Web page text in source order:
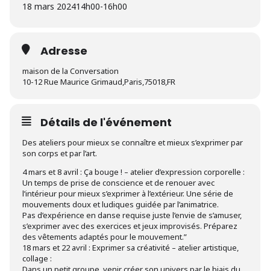
18 mars 202414h00-16h00
Adresse
maison de la Conversation
10-12 Rue Maurice Grimaud,Paris,75018,FR
Détails de l'événement
Des ateliers pour mieux se connaître et mieux s’exprimer par
son corps et par l’art.
4 mars et 8 avril : Ça bouge ! – atelier d’expression corporelle :
Un temps de prise de conscience et de renouer avec
l’intérieur pour mieux s’exprimer à l’extérieur. Une série de
mouvements doux et ludiques guidée par l’animatrice.
Pas d’expérience en danse requise juste l’envie de s’amuser,
s’exprimer avec des exercices et jeux improvisés. Préparez
des vêtements adaptés pour le mouvement.”
18 mars et 22 avril : Exprimer sa créativité – atelier artistique,
collage :